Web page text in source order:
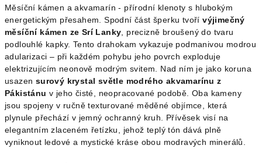
Měsíční kámen a akvamarín - přírodní klenoty s hlubokým
energetickým přesahem. Spodní část šperku tvořívýjimečný
měsíční kámen ze Srí Lanky , precizně broušený do tvaru
podlouhlé kapky. Tento drahokam vykazuje podmanivou modrou
adularizaci – při každém pohybu jeho povrch exploduje
elektrizujícím neonově modrým svitem. Nad ním je jako koruna
usazen surový krystal světle modrého akvamarínu z
Pákistánu v jeho čisté, neopracované podobě. Oba kameny
jsou spojeny v ručně texturované měděné objímce, která
plynule přechází v jemný ochranný kruh. Přívěsek visí na
elegantním zlaceném řetízku, jehož teplý tón dává plně
vyniknout ledové a mystické kráse obou modravých minerálů.